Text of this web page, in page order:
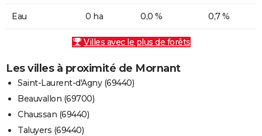
Eau 0 ha 0,0 % 0,7 %
Villes avec le plus de forêts
Les villes à proximité de Mornant
Saint-Laurent-d'Agny (69440)
Beauvallon (69700)
Chaussan (69440)
Taluyers (69440)